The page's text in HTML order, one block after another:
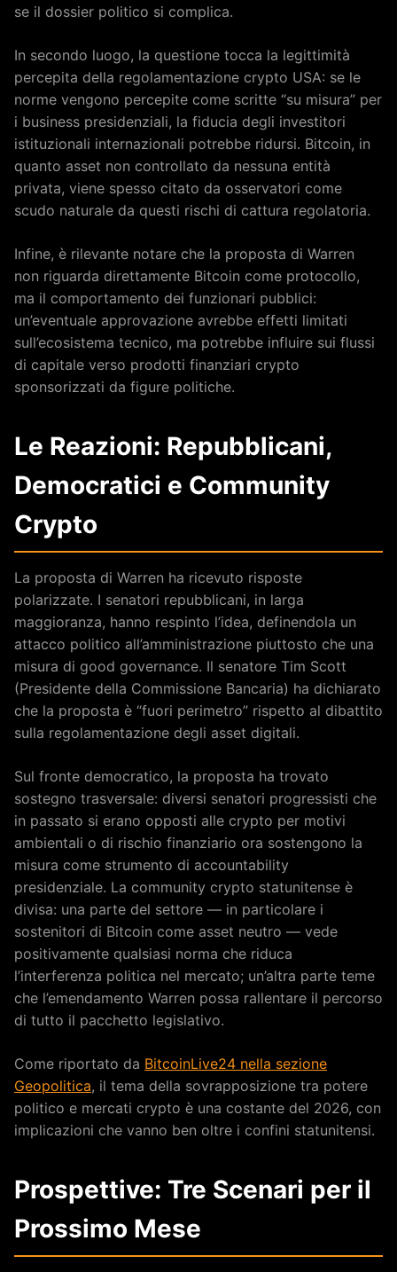
se il dossier politico si complica.
In secondo luogo, la questione tocca la legittimità
percepita della regolamentazione crypto USA: se le
norme vengono percepite come scritte “su misura” per
i business presidenziali, la fiducia degli investitori
istituzionali internazionali potrebbe ridursi. Bitcoin, in
quanto asset non controllato da nessuna entità
privata, viene spesso citato da osservatori come
scudo naturale da questi rischi di cattura regolatoria.
Infine, è rilevante notare che la proposta di Warren
non riguarda direttamente Bitcoin come protocollo,
ma il comportamento dei funzionari pubblici:
un’eventuale approvazione avrebbe effetti limitati
sull’ecosistema tecnico, ma potrebbe influire sui flussi
di capitale verso prodotti finanziari crypto
sponsorizzati da figure politiche.
Le Reazioni: Repubblicani,
Democratici e Community
Crypto
La proposta di Warren ha ricevuto risposte
polarizzate. I senatori repubblicani, in larga
maggioranza, hanno respinto l’idea, definendola un
attacco politico all’amministrazione piuttosto che una
misura di good governance. Il senatore Tim Scott
(Presidente della Commissione Bancaria) ha dichiarato
che la proposta è “fuori perimetro” rispetto al dibattito
sulla regolamentazione degli asset digitali.
Sul fronte democratico, la proposta ha trovato
sostegno trasversale: diversi senatori progressisti che
in passato si erano opposti alle crypto per motivi
ambientali o di rischio finanziario ora sostengono la
misura come strumento di accountability
presidenziale. La community crypto statunitense è
divisa: una parte del settore — in particolare i
sostenitori di Bitcoin come asset neutro — vede
positivamente qualsiasi norma che riduca
l’interferenza politica nel mercato; un’altra parte teme
che l’emendamento Warren possa rallentare il percorso
di tutto il pacchetto legislativo.
Come riportato da BitcoinLive24 nella sezione
Geopolitica, il tema della sovrapposizione tra potere
politico e mercati crypto è una costante del 2026, con
implicazioni che vanno ben oltre i confini statunitensi.
Prospettive: Tre Scenari per il
Prossimo Mese